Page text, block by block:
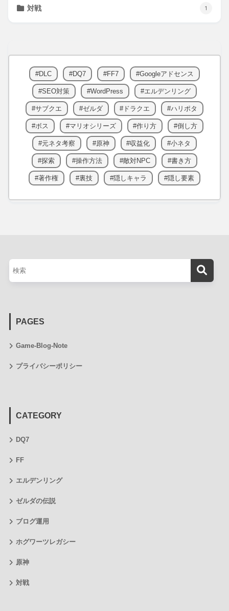
対戦 1
DLC DQ7 FF7 Googleアドセンス
SEO対策 WordPress エルデンリング
サブクエ ゼルダ ドラクエ ハリポタ
ボス マリオシリーズ 作り方 倒し方
元ネタ考察 原神 収益化 小ネタ
探索 操作方法 敵対NPC 書き方
著作権 裏技 隠しキャラ 隠し要素
PAGES
Game-Blog-Note
プライバシーポリシー
CATEGORY
DQ7
FF
エルデンリング
ゼルダの伝説
ブログ運用
ホグワーツレガシー
原神
対戦